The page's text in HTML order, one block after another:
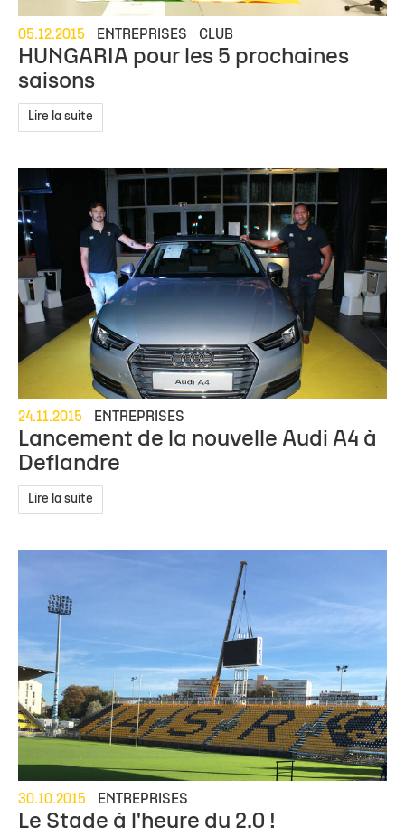
05.12.2015 ENTREPRISES CLUB
HUNGARIA pour les 5 prochaines
saisons
Lire la suite
24.11.2015 ENTREPRISES
Lancement de la nouvelle Audi A4 à
Deflandre
Lire la suite
30.10.2015 ENTREPRISES
Le Stade à l'heure du 2.0 !